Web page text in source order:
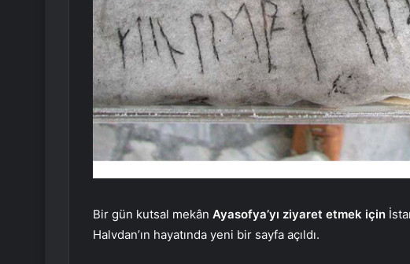
Bir gün kutsal mekân Ayasofya’yı ziyaret etmek için
Halvdan’ın hayatında yeni bir sayfa açıldı.